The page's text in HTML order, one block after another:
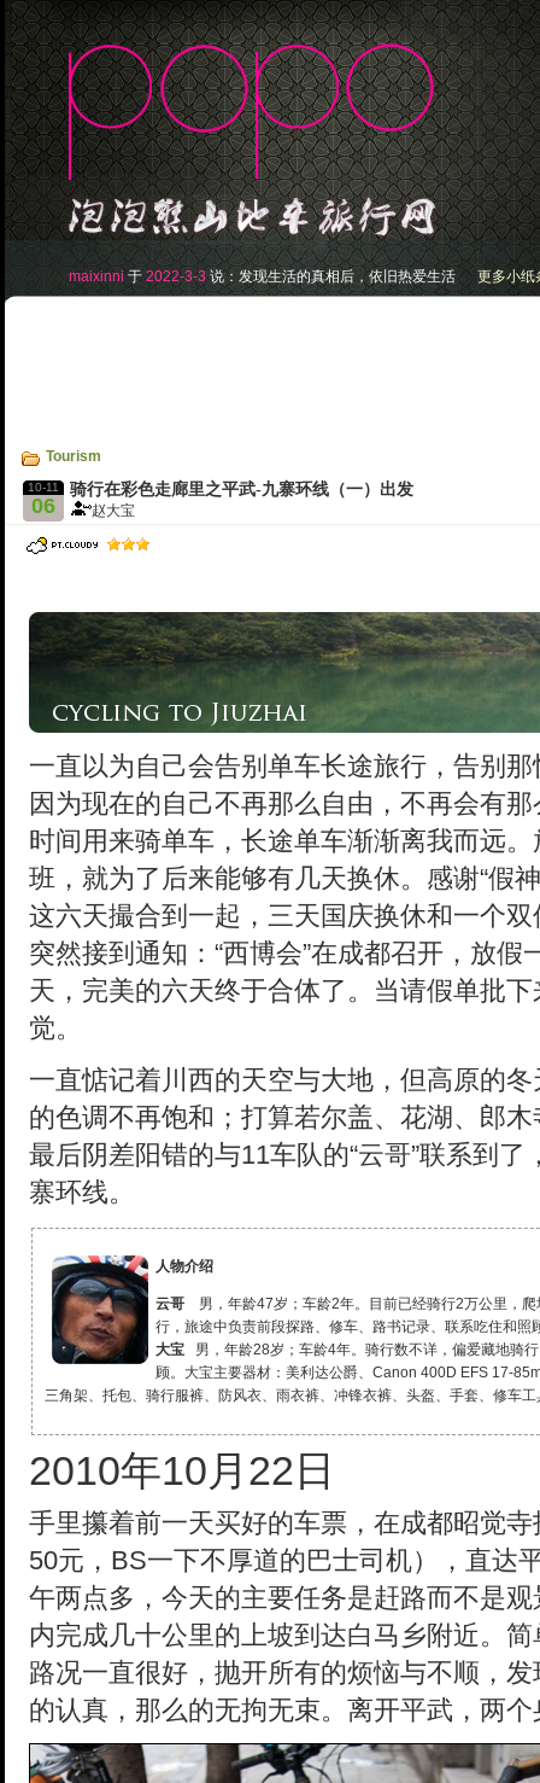
Tourism
10-11
06
骑行在彩色走廊里之平武-九寨环线（一）出发
赵大宝
一直以为自己会告别单车长途旅行，告别
因为现在的自己不再那么自由，不再会有
时间用来骑单车，长途单车渐渐离我而远
班，就为了后来能够有几天换休。感谢“假
这六天撮合到一起，三天国庆换休和一个
突然接到通知：“西博会”在成都召开，放
天，完美的六天终于合体了。当请假单批
觉。
一直惦记着川西的天空与大地，但高原的
的色调不再饱和；打算若尔盖、花湖、郎
最后阴差阳错的与11车队的“云哥”联系到
寨环线。
人物介绍
云哥 男，年龄47岁；车龄2年。目前已经骑行2万公里，
行，旅途中负责前段探路、修车、路书记录、联系吃住和照
大宝
男，年龄28岁；车龄4年。骑行数不详，偏爱藏地骑
顾。大宝主要器材：美利达公爵、Canon 400D EFS 17-
三角架、托包、骑行服裤、防风衣、雨衣裤、冲锋衣裤、头盔、手套、修车
2010年10月22日
手里攥着前一天买好的车票，在成都昭觉
50元，BS一下不厚道的巴士司机），直达
午两点多，今天的主要任务是赶路而不是
内完成几十公里的上坡到达白马乡附近。
路况一直很好，抛开所有的烦恼与不顺，
的认真，那么的无拘无束。离开平武，两
maixinni 于 2022-3-3说： 发现生活的真相后，依旧热爱生活 更多小纸